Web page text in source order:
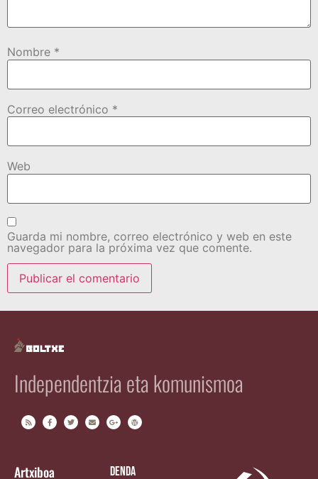
Nombre *
Correo electrónico *
Web
Guarda mi nombre, correo electrónico y web en este
navegador para la próxima vez que comente.
Independentzia eta komunismoa
Artxiboa Denda